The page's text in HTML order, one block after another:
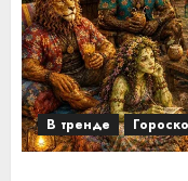
В тренде